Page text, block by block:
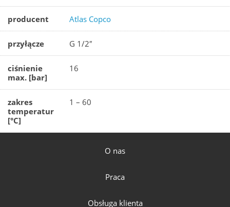
producent Atlas Copco
przyłącze G 1/2″
ciśnienie
max. [bar]
16
zakres
temperatur
[°C]
1 – 60
O nas
Praca
Obsługa klienta